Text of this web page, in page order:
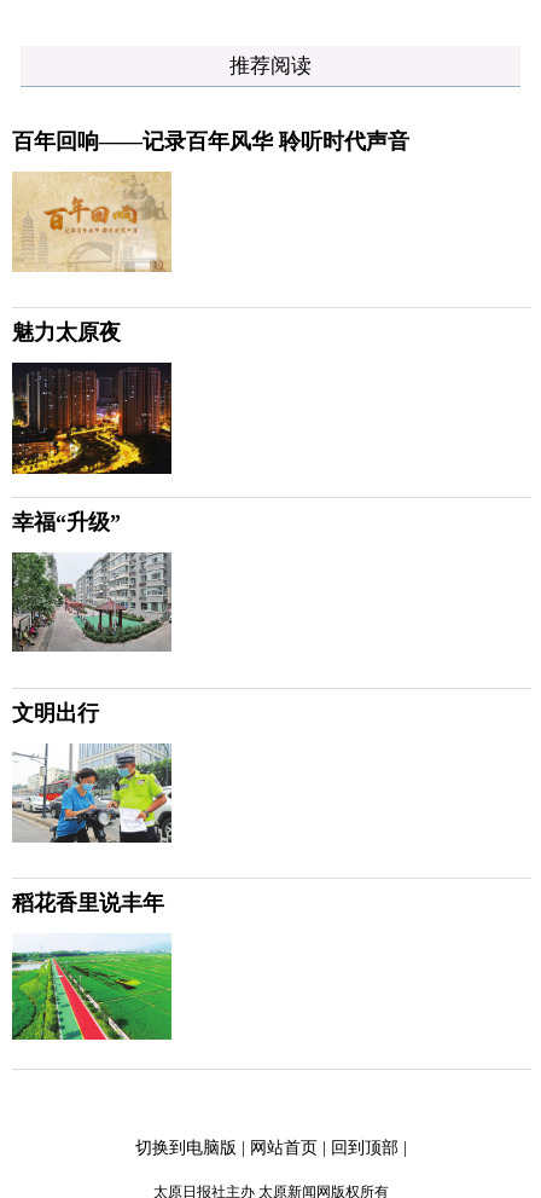
推荐阅读
百年回响——记录百年风华 聆听时代声音
魅力太原夜
幸福“升级”
文明出行
稻花香里说丰年
切换到电脑版 | 网站首页| 回到顶部|
太原日报社主办 太原新闻网版权所有